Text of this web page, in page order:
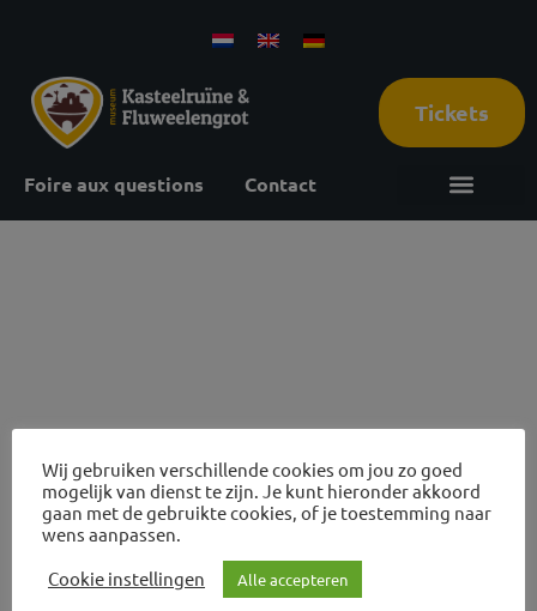
Tickets
Foire aux questions Contact
Avis sur les ruines et visites des grottes
Wij gebruiken verschillende cookies om jou zo goed
mogelijk van dienst te zijn. Je kunt hieronder akkoord
gaan met de gebruikte cookies, of je toestemming naar
wens aanpassen.
Cookie instellingen
Alle accepteren